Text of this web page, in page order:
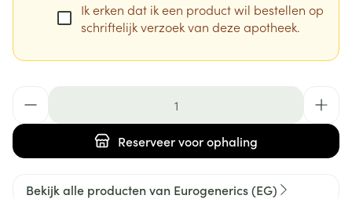
Ik erken dat ik een product wil bestellen op
schriftelijk verzoek van deze apotheek.
Reserveervoor ophaling
Bekijk alle producten van Eurogenerics (EG)